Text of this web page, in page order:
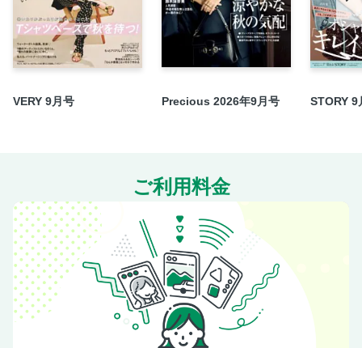
クルマのある生活
InRed女子の働くこと、育てること
大人女子の住まい
幸運を呼ぶ12星座占い
VERY 9月号 Precious 2026年9月号 STORY 9
ご利用料金